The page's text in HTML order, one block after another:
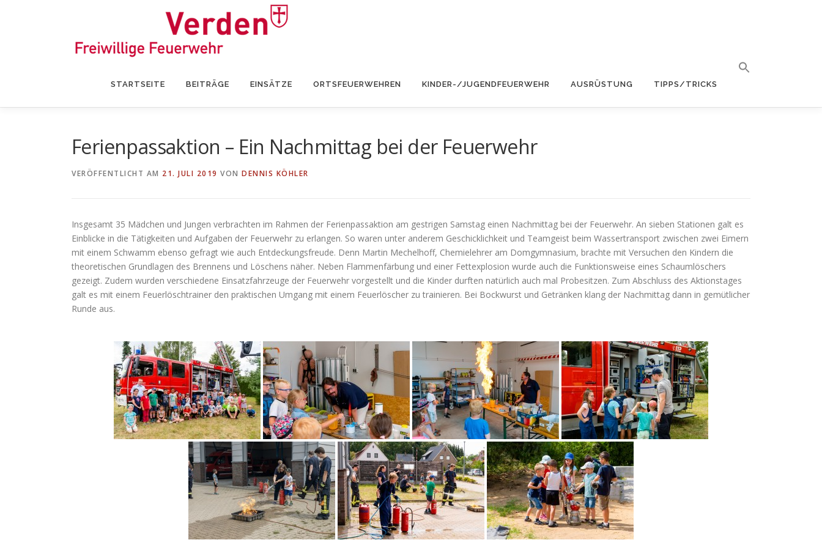
STARTSEITE BEITRÄGE EINSÄTZE ORTSFEUERWEHREN KINDER-/JUGENDFEUERWEHR AUSRÜSTUNG TIPPS/TRICKS
Ferienpassaktion – Ein Nachmittag bei der Feuerwehr
VERÖFFENTLICHT AM 21. JULI 2019 VON DENNIS KÖHLER
Insgesamt 35 Mädchen und Jungen verbrachten im Rahmen der Ferienpassaktion am gestrigen Samstag einen Nachmittag bei der Feuerwehr. An sieben Stationen galt es
Einblicke in die Tätigkeiten und Aufgaben der Feuerwehr zu erlangen. So waren unter anderem Geschicklichkeit und Teamgeist beim Wassertransport zwischen zwei Eimern
mit einem Schwamm ebenso gefragt wie auch Entdeckungsfreude. Denn Martin Mechelhoff, Chemielehrer am Domgymnasium, brachte mit Versuchen den Kindern die
theoretischen Grundlagen des Brennens und Löschens näher. Neben Flammenfärbung und einer Fettexplosion wurde auch die Funktionsweise eines Schaumlöschers
gezeigt. Zudem wurden verschiedene Einsatzfahrzeuge der Feuerwehr vorgestellt und die Kinder durften natürlich auch mal Probesitzen. Zum Abschluss des Aktionstages
galt es mit einem Feuerlöschtrainer den praktischen Umgang mit einem Feuerlöscher zu trainieren. Bei Bockwurst und Getränken klang der Nachmittag dann in gemütlicher
Runde aus.